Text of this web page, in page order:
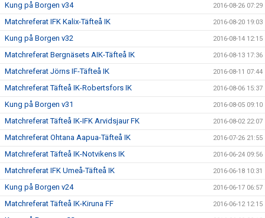
Kung på Borgen v34 2016-08-26 07:29
Matchreferat IFK Kalix-Täfteå IK 2016-08-20 19:03
Kung på Borgen v32 2016-08-14 12:15
Matchreferat Bergnäsets AIK-Täfteå IK 2016-08-13 17:36
Matchreferat Jörns IF-Täfteå IK 2016-08-11 07:44
Matchreferat Täfteå IK-Robertsfors IK 2016-08-06 15:37
Kung på Borgen v31 2016-08-05 09:10
Matchreferat Täfteå IK-IFK Arvidsjaur FK 2016-08-02 22:07
Matchreferat Ohtana Aapua-Täfteå IK 2016-07-26 21:55
Matchreferat Täfteå IK-Notvikens IK 2016-06-24 09:56
Matchreferat IFK Umeå-Täfteå IK 2016-06-18 10:31
Kung på Borgen v24 2016-06-17 06:57
Matchreferat Täfteå IK-Kiruna FF 2016-06-12 12:15